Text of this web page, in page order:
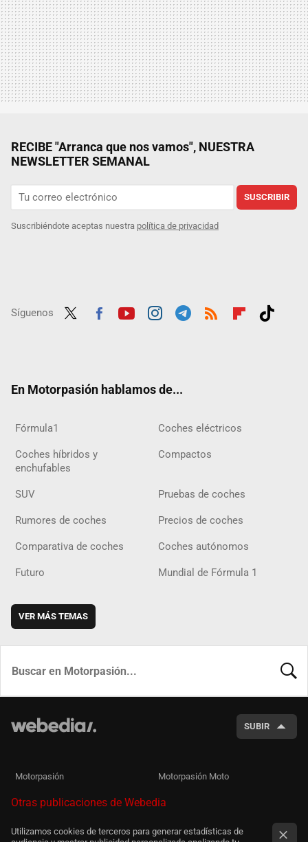
RECIBE "Arranca que nos vamos", NUESTRA
NEWSLETTER SEMANAL
SUSCRIBIR
Suscribiéndote aceptas nuestra política de privacidad
Síguenos
En Motorpasión hablamos de...
Fórmula1 Coches eléctricos
Coches híbridos y
enchufables
Compactos
SUV Pruebas de coches
Rumores de coches Precios de coches
Comparativa de coches Coches autónomos
Futuro Mundial de Fórmula 1
VER MÁS TEMAS
SUBIR
Motorpasión Motorpasión Moto
Otras publicaciones de Webedia
Utilizamos cookies de terceros para generar estadísticas de